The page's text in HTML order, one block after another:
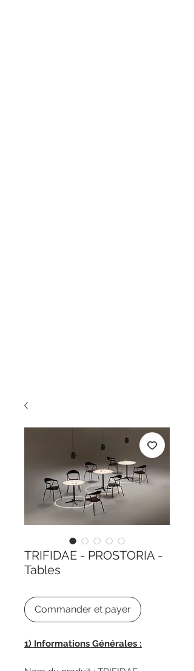
TRIFIDAE - PROSTORIA -
Tables
Commander et payer
1) Informations Générales :